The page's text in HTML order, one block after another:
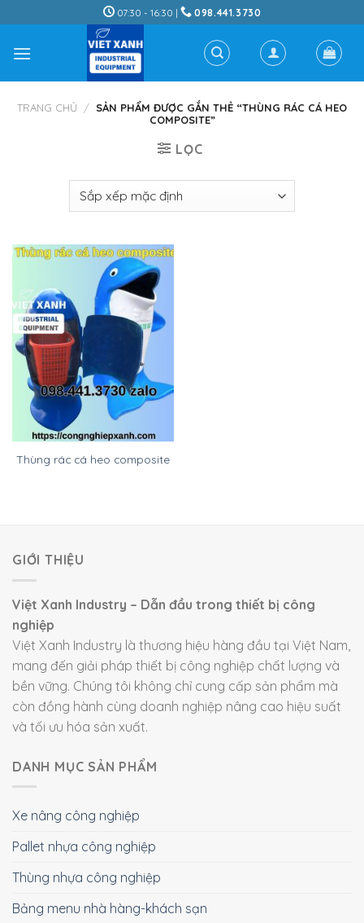
to
content
07:30 - 16:30 | 098.441.3730
TRANG CHỦ / SẢN PHẨM ĐƯỢC GẮN THẺ “THÙNG RÁC CÁ HEO
COMPOSITE”
LỌC
Thùng rác cá heo composite
GIỚI THIỆU
Việt Xanh Industry – Dẫn đầu trong thiết bị công
nghiệp
Việt Xanh Industry là thương hiệu hàng đầu tại Việt Nam,
mang đến giải pháp thiết bị công nghiệp chất lượng và
bền vững. Chúng tôi không chỉ cung cấp sản phẩm mà
còn đồng hành cùng doanh nghiệp nâng cao hiệu suất
và tối ưu hóa sản xuất.
DANH MỤC SẢN PHẨM
Xe nâng công nghiệp
Pallet nhựa công nghiệp
Thùng nhựa công nghiệp
Bảng menu nhà hàng-khách sạn